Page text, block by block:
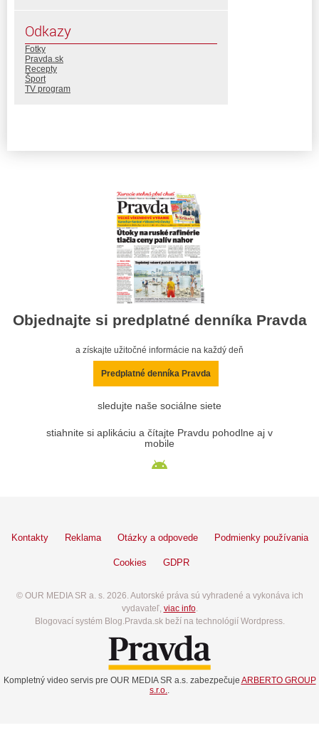
Odkazy
Fotky
Pravda.sk
Recepty
Šport
TV program
Objednajte si predplatné denníka Pravda
a získajte užitočné informácie na každý deň
Predplatné denníka Pravda
sledujte naše sociálne siete
stiahnite si aplikáciu a čítajte Pravdu pohodlne aj v
mobile
Kontakty Reklama Otázky a odpovede Podmienky používania
Cookies GDPR
© OUR MEDIA SR a. s. 2026. Autorské práva sú vyhradené a vykonáva ich
vydavateľ, viac info.
Blogovací systém Blog.Pravda.sk beží na technológií Wordpress.
Kompletný video servis pre OUR MEDIA SR a.s. zabezpečuje ARBERTO GROUP
s.r.o..